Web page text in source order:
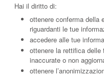
Hai il diritto di:
ottenere conferma della
riguardanti le tue
accedere alle tue
ottenere la rettifica delle
inaccurate o non
ottenere